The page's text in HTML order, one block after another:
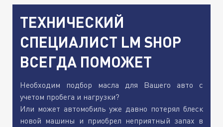
ТЕХНИЧЕСКИЙ
СПЕЦИАЛИСТ LM SHOP
ВСЕГДА ПОМОЖЕТ
Необходим подбор масла для Вашего авто с
учетом пробега и нагрузки?
Или может автомобиль уже давно потерял блеск
новой машины и приобрел неприятный запах в